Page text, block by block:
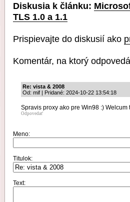
Diskusia k článku:
TLS 1.0 a 1.1
Prispievajte do diskusií ako
Komentár, na ktorý
Re: vista & 2008
Od: mif | Pridané: 2024-10-22 13:54:18
Spravis proxy ako pre Win98 :) Welcum
Odpovedať
Meno:
Titulok:
Text: